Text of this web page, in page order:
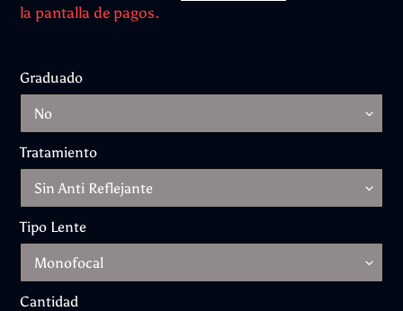
la pantalla de pagos.
Graduado
Tratamiento
Tipo Lente
Cantidad